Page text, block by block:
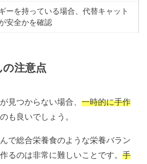
ーを持っている場合、代替キャット
安全かを確認
注意点
見つからない場合、一時的に手作
のも良いでしょう。
で総合栄養食のような栄養バラン
るのは非常に難しいことです。手